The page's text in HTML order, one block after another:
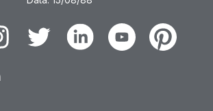
Twitter LinkedinYoutubePinterest